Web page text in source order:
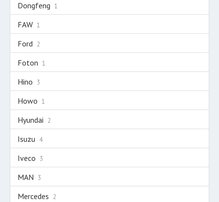
Dongfeng 1
FAW 1
Ford 2
Foton 1
Hino 3
Howo 1
Hyundai 2
Isuzu 4
Iveco 3
MAN 3
Mercedes 2